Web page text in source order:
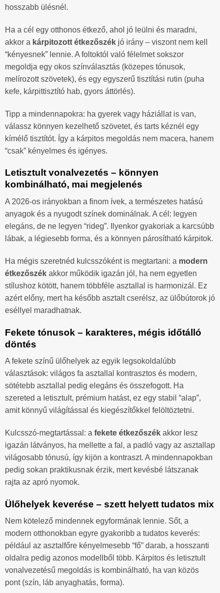
hosszabb ülésnél.
Ha a cél egy otthonos étkező, ahol jó leülni és maradni,
akkor a kárpitozott étkezőszék jó irány – viszont nem kell
“kényesnek” lennie. A foltoktól való félelmet sokszor
megoldja egy okos színválasztás (közepes tónusok,
melírozott szövetek), és egy egyszerű tisztítási rutin (puha
kefe, kárpittisztító hab, gyors áttörlés).
Tipp a mindennapokra: ha gyerek vagy háziállat is van,
válassz könnyen kezelhető szövetet, és tarts kéznél egy
kímélő tisztítót. Így a kárpitos megoldás nem macera, hanem
“csak” kényelmes és igényes.
Letisztult vonalvezetés – könnyen
kombinálható, mai megjelenés
A 2026-os irányokban a finom ívek, a természetes hatású
anyagok és a nyugodt színek dominálnak. A cél: legyen
elegáns, de ne legyen “rideg”. Ilyenkor gyakoriak a karcsúbb
lábak, a légiesebb forma, és a könnyen párosítható kárpitok.
Ha mégis szeretnéd kulcsszóként is megtartani: a modern
étkezőszék akkor működik igazán jól, ha nem egyetlen
stílushoz kötött, hanem többféle asztallal is harmonizál. Ez
azért előny, mert ha később asztalt cserélsz, az ülőbútorok jó
eséllyel maradhatnak.
Fekete tónusok – karakteres, mégis időtálló
döntés
A fekete színű ülőhelyek az egyik legsokoldalúbb
választások: világos fa asztallal kontrasztos és modern,
sötétebb asztallal pedig elegáns és összefogott. Ha
szereted a letisztult, prémium hatást, ez egy stabil “alap”,
amit könnyű világítással és kiegészítőkkel felöltöztetni.
Kulcsszó-megtartással: a fekete étkezőszék akkor lesz
igazán látványos, ha mellette a fal, a padló vagy az asztallap
világosabb tónusú, így kijön a kontraszt. A mindennapokban
pedig sokan praktikusnak érzik, mert kevésbé látszanak
rajta az apró nyomok.
Ülőhelyek keverése – szett helyett tudatos mix
Nem kötelező mindennek egyformának lennie. Sőt, a
modern otthonokban egyre gyakoribb a tudatos keverés:
például az asztalfőre kényelmesebb “fő” darab, a hosszanti
oldalra pedig azonos modellből több. Kárpitos és letisztult
vonalvezetésű megoldás is kombinálható, ha van közös
pont (szín, láb anyaghatás, forma).